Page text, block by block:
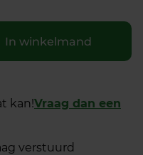
In winkelmand
kan!Vraag dan een
verstuurd